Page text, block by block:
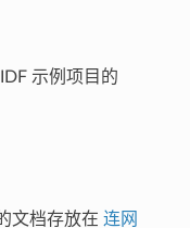
示例项目的
文档存放在 连网